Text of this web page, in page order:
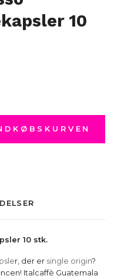
10
10 stk.
r, der er single origin?
Italcaffè Guatemala